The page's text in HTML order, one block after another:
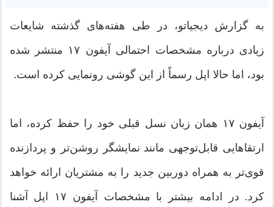
به گزارش دیجیاتو، در طی هفته‌های گذشته شایعات
زیادی درباره مشخصات احتمالی آیفون ۱۷ منتشر شده
بود، اما حالا اپل رسماً از این گوشی رونمایی کرده است.
آیفون ۱۷ همان زبان نسل قبلی خود را حفظ کرده، اما
ارتقاهایی قابل‌توجهی مانند نمایشگر روشن‌تر و پردازنده
قوی‌تر به همراه دوربین جدید را به مشتریان ارائه خواهد
کرد. در ادامه بیشتر با مشخصات آیفون ۱۷ اپل آشنا